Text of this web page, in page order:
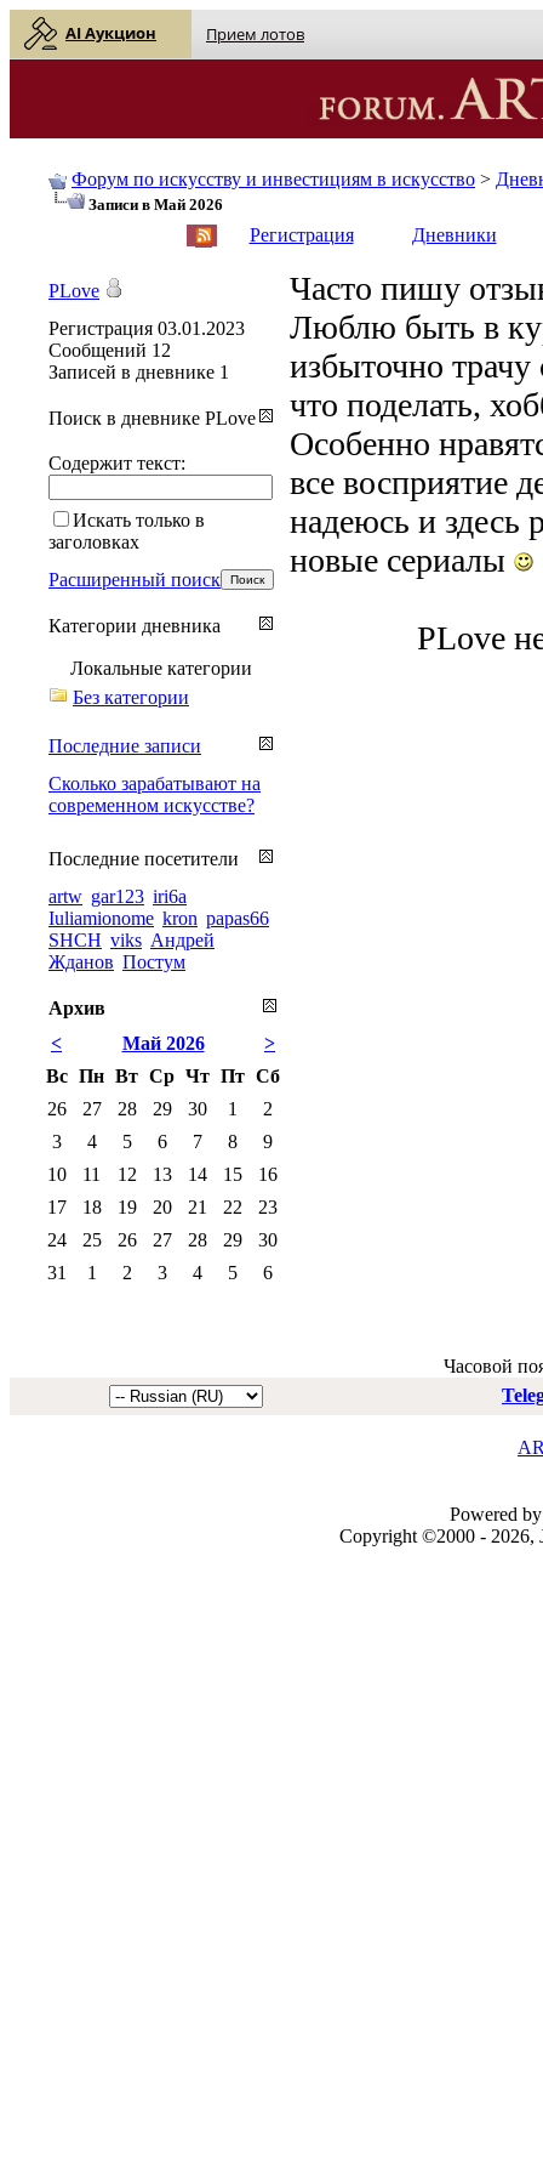
AI Аукцион Прием лотов
Форум по искусству и инвестициям в искусство >
Записи в Май 2026
Регистрация Дневники
Часто пишу
Люблю быть в
избыточно
что поделать,
Особенно
все восприятие
надеюсь и здесь
новые сериалы
PLove
PLove
Регистрация 03.01.2023
Сообщений 12
Записей в дневнике 1
Поиск в дневнике PLove
Содержит текст:
Искать только в
заголовках
Расширенный поиск
Категории дневника
Локальные категории
Без категории
Последние записи
Сколько зарабатывают на
современном искусстве?
Последние посетители
artw gar123 iri6a
Iuliamionome kron papas66
SHCH viks Андрей
Жданов Постум
Архив
<
>
Май 2026
Вс Пн Вт Ср Чт Пт Сб
26
27 28 29 30 1
2
3
4 5 6 7 8
9
10
11 12 13 14 15
16
17
18 19 20 21 22
23
24
25 26 27 28 29
30
31
1 2 3 4 5 6
Часовой
Powered
Copyright ©2000 - 2026,